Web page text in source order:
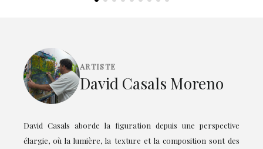
ARTISTE
David Casals Moreno
David Casals aborde la figuration depuis une perspective
élargie, où la lumière, la texture et la composition sont des